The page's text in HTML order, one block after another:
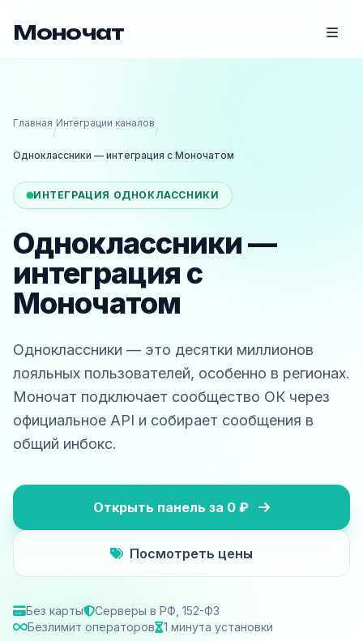
Моночат
Главная
/
Интеграции каналов
/
Одноклассники — интеграция с Моночатом
ИНТЕГРАЦИЯ ОДНОКЛАССНИКИ
Одноклассники —
интеграция с
Моночатом
Одноклассники — это десятки миллионов
лояльных пользователей, особенно в регионах.
Моночат подключает сообщество ОК через
официальное API и собирает сообщения в
общий инбокс.
Открыть панель за 0 ₽
Посмотреть цены
Без карты
Серверы в РФ, 152-ФЗ
Безлимит операторов
1 минута установки